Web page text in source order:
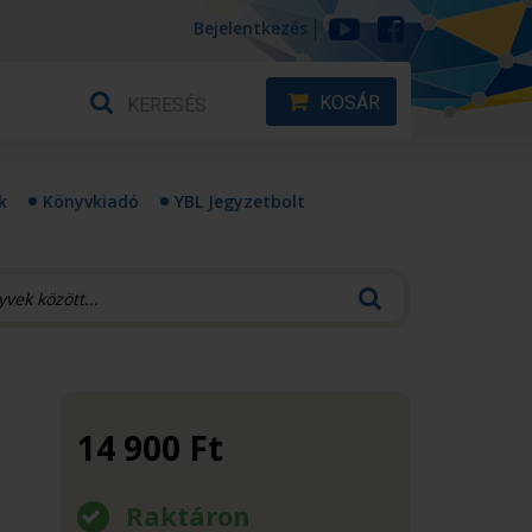
Bejelentkezés
KOSÁR
Könyvkiadó YBL Jegyzetbolt
14 900 Ft
Raktáron